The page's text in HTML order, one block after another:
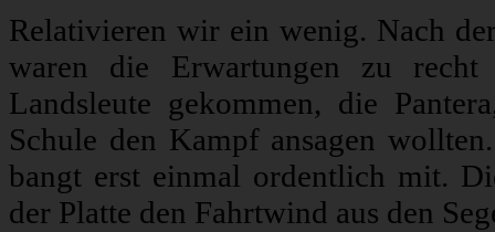
Relativieren wir ein wenig. Nach
waren die Erwartungen zu
Landsleute gekommen, die
Schule den Kampf ansagen
bangt erst einmal ordentlich mit.
der Platte den Fahrtwind aus den